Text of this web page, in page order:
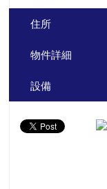
住所
物件詳細
設備